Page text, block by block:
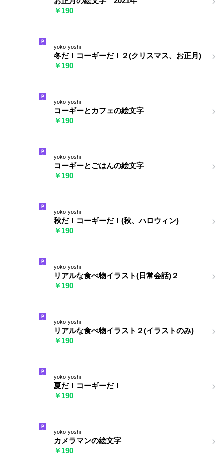
￥190
yoko-yoshi
冬だ！コーギーだ！２(クリスマス、お正月)
￥190
yoko-yoshi
コーギーとカフェの絵文字
￥190
yoko-yoshi
コーギーとごはんの絵文字
￥190
yoko-yoshi
秋だ！コーギーだ！(秋、ハロウィン)
￥190
yoko-yoshi
リアルな食べ物イラスト(日常会話)２
￥190
yoko-yoshi
リアルな食べ物イラスト２(イラストのみ)
￥190
yoko-yoshi
夏だ！コーギーだ！
￥190
yoko-yoshi
カメラマンの絵文字
￥190